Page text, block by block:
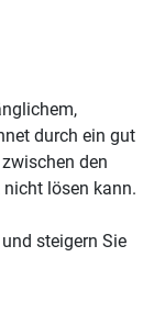
durch ein gut
den
lösen kann.
steigern Sie